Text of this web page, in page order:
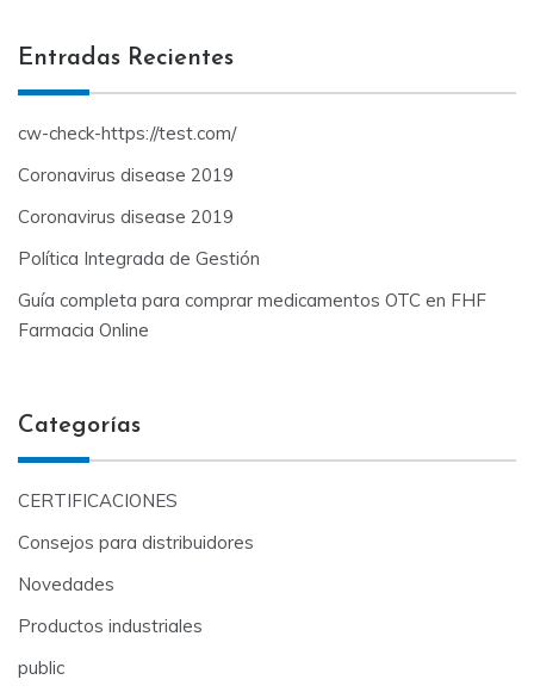
Entradas Recientes
cw-check-https://test.com/
Coronavirus disease 2019
Coronavirus disease 2019
Política Integrada de Gestión
Guía completa para comprar medicamentos OTC en FHF
Farmacia Online
Categorías
CERTIFICACIONES
Consejos para distribuidores
Novedades
Productos industriales
public